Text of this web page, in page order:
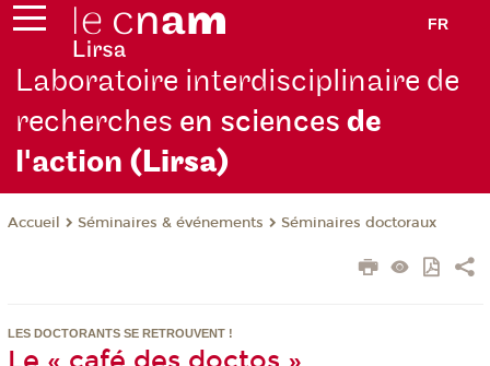
FR
Laboratoire interdisciplinaire de
recherches en sciencesde
l'action (Lirsa)
Accueil Séminaires & événements Séminaires doctoraux
LES DOCTORANTS SE RETROUVENT !